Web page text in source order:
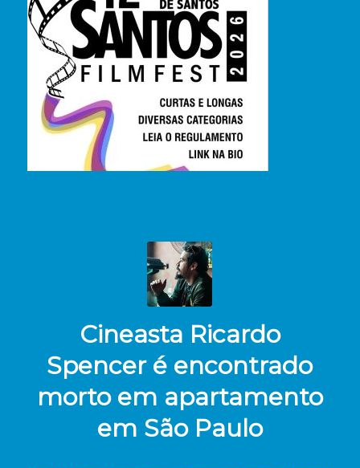
Cineasta Ricardo
Spencer é encontrado
morto em apartamento
em São Paulo